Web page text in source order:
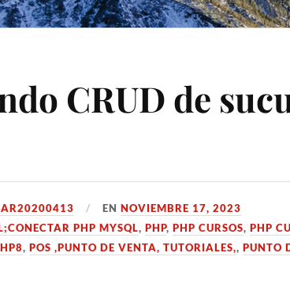
CRUD de
ENNOVIEMBRE 17, 2023
PHP MYSQL,PHP,PHP CURSOS,PHP
,POS ,PUNTO DE VENTA, TUTORIALES,,PUNTO